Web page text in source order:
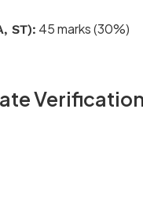
ST): 45 marks (30%)